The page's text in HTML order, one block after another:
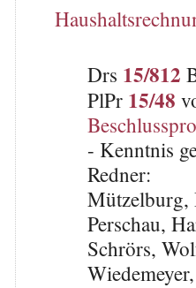
Drs 15/812
PlPr 15/48
- Kenntnis
Redner:
Mützelburg,
Perschau,
Schrörs,